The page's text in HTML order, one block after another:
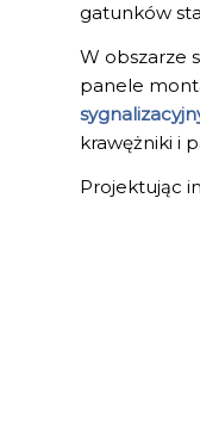
gatunków
W obszarze
panele
krawężniki i
Projektując